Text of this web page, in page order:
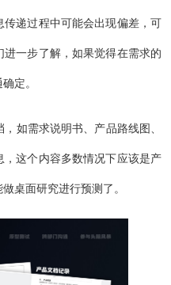
递过程中可能会出现偏差，可
一步了解，如果觉得在需求的
定。
如需求说明书、产品路线图、
这个内容多数情况下应该是产
桌面研究进行预测了。